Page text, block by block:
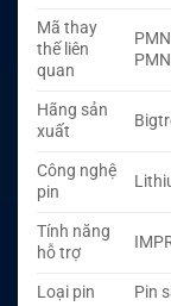
Mã thay
thế liên
quan
Hãng sản
xuất
Công nghệ
pin
Tính năng
hỗ trợ
Loại pin
Pin